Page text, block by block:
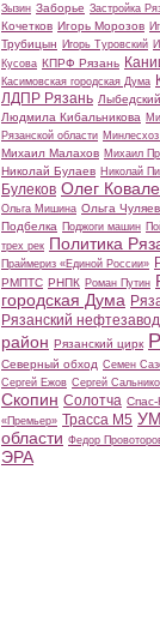
Зызин Заборье Застройка
Кочетков Игорь Морозов
Трубицын Игорь Туровский
Кусова КПРФ Рязань
Касимовская городская Дума
ЛДПР Рязань
Людмила Кибальникова
Рязанской области
Михаил Малахов Михаил
Николай Булаев Николай
Булеков Олег
Ольга Мишина Ольга
Подбелка Поджоги машин
трех рек Политика
Праймериз «Единой России»
РМПТС РНПК Роман Путин
городская Дума
Рязанский нефтезавод
район Рязанский цирк
Северный обход Семен
Сергей Ежов Сергей
Скопин Солотча Спас-
«Премьер» Трасса М5
области Федор
ЭРА